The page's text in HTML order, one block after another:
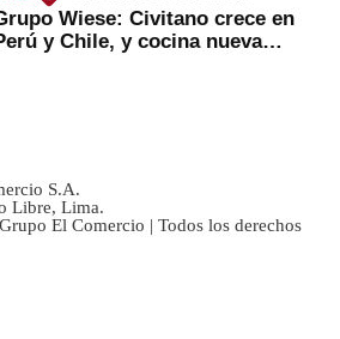
Wiese: Civitano crece en
y Chile, y cocina nueva
S.A.
Libre, Lima.
El Comercio | Todos los derechos